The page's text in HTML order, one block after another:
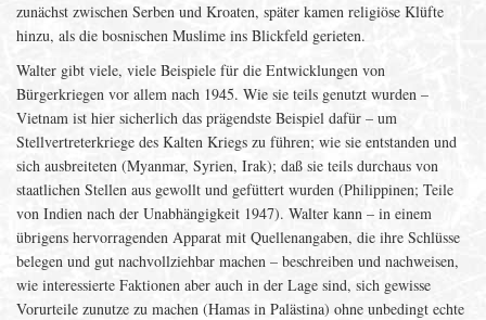
zunächst zwischen Serben und Kroaten, später kamen religiöse Klüfte
hinzu, als die bosnischen Muslime ins Blickfeld gerieten.
Walter gibt viele, viele Beispiele für die Entwicklungen von
Bürgerkriegen vor allem nach 1945. Wie sie teils genutzt wurden –
Vietnam ist hier sicherlich das prägendste Beispiel dafür – um
Stellvertreterkriege des Kalten Kriegs zu führen; wie sie entstanden und
sich ausbreiteten (Myanmar, Syrien, Irak); daß sie teils durchaus von
staatlichen Stellen aus gewollt und gefüttert wurden (Philippinen; Teile
von Indien nach der Unabhängigkeit 1947). Walter kann – in einem
übrigens hervorragenden Apparat mit Quellenangaben, die ihre Schlüsse
belegen und gut nachvollziehbar machen – beschreiben und nachweisen,
wie interessierte Faktionen aber auch in der Lage sind, sich gewisse
Vorurteile zunutze zu machen (Hamas in Palästina) ohne unbedingt echte